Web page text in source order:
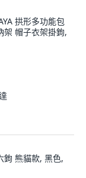
拱形多功能包
架 帽子衣架掛鉤,
鉤 熊貓款, 黑色,